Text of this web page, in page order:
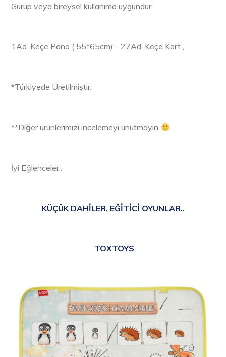
Gurup veya bireysel kullanıma uygundur.
1Ad. Keçe Pano ( 55*65cm) , 27Ad. Keçe Kart ,
*Türkiyede Üretilmiştir.
**Diğer ürünlerimizi incelemeyi unutmayın
İyi Eğlenceler..
KÜÇÜK DAHİLER, EĞİTİCİ OYUNLAR..
TOXTOYS